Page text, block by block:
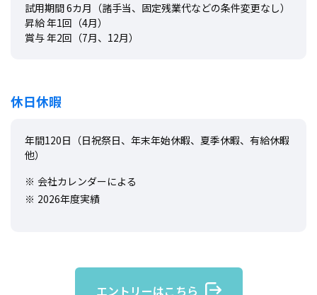
試用期間 6カ月（諸手当、固定残業代などの条件変更なし）
昇給 年1回（4月）
賞与 年2回（7月、12月）
休日休暇
年間120日（日祝祭日、年末年始休暇、夏季休暇、有給休暇
他）
会社カレンダーによる
2026年度実績
エントリーはこちら